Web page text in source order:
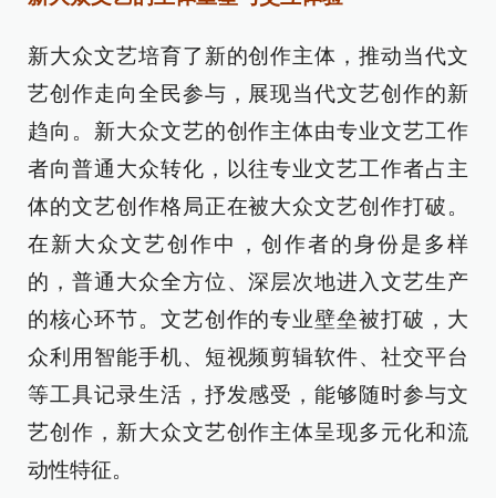
新大众文艺培育了新的创作主体，推动当代文
艺创作走向全民参与，展现当代文艺创作的新
趋向。新大众文艺的创作主体由专业文艺工作
者向普通大众转化，以往专业文艺工作者占主
体的文艺创作格局正在被大众文艺创作打破。
在新大众文艺创作中，创作者的身份是多样
的，普通大众全方位、深层次地进入文艺生产
的核心环节。文艺创作的专业壁垒被打破，大
众利用智能手机、短视频剪辑软件、社交平台
等工具记录生活，抒发感受，能够随时参与文
艺创作，新大众文艺创作主体呈现多元化和流
动性特征。